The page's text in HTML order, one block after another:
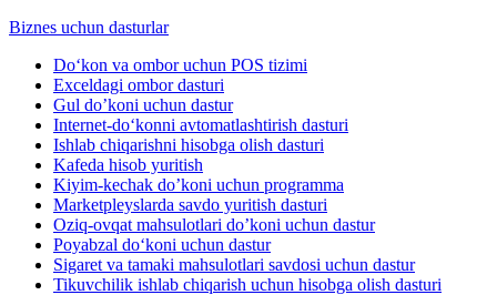
Biznes uchun dasturlar
Do‘kon va ombor uchun POS tizimi
Exceldagi ombor dasturi
Gul do’koni uchun dastur
Internet-do‘konni avtomatlashtirish dasturi
Ishlab chiqarishni hisobga olish dasturi
Kafeda hisob yuritish
Kiyim-kechak do’koni uchun programma
Marketpleyslarda savdo yuritish dasturi
Oziq-ovqat mahsulotlari do’koni uchun dastur
Poyabzal do‘koni uchun dastur
Sigaret va tamaki mahsulotlari savdosi uchun dastur
Tikuvchilik ishlab chiqarish uchun hisobga olish dasturi